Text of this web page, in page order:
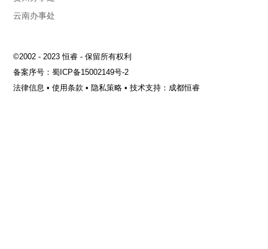
云南办事处
©2002 - 2023 恒睿 - 保留所有权利
备案序号：蜀ICP备15002149号-2
法律信息 •使用条款 •隐私策略 •技术支持：成都恒睿